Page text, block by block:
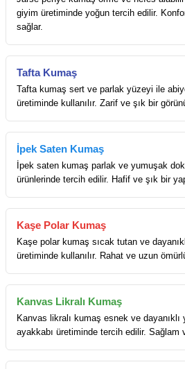
giyim üretiminde yoğun tercih edilir.
sağlar.
Tafta Kumaş
Tafta kumaş sert ve parlak yüzeyi ile
üretiminde kullanılır. Zarif ve şık bir
İpek Saten Kumaş
İpek saten kumaş parlak ve yumuşak
ürünlerinde tercih edilir. Hafif ve şık bir
Kaşe Polar Kumaş
Kaşe polar kumaş sıcak tutan ve
üretiminde kullanılır. Rahat ve uzun
Kanvas Likralı Kumaş
Kanvas likralı kumaş esnek ve dayanıklı
ayakkabı üretiminde tercih edilir. Sağlam